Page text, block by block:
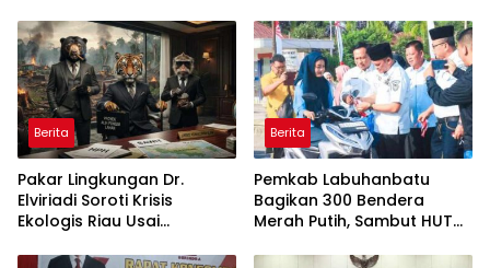
ke Pulau Rupat
Berita
Pakar Lingkungan Dr.
Elviriadi Soroti Krisis
Ekologis Riau Usai
Monyet, Harimau, dan
Berita
Pemkab Labuhanbatu
Bagikan 300 Bendera
Merah Putih, Sambut HUT